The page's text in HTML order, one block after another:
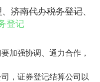
、 济南代办税务登记、
登记
强协调、通力合作，
，证券登记结算公司以